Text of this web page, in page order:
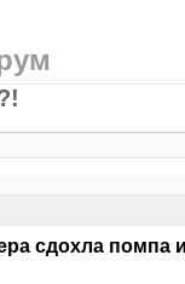
сдохла помпа